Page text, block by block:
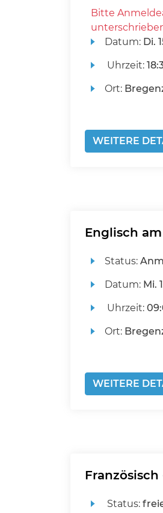
Bitte
Datum: Di.
Uhrzeit:
Ort:
WEITERE
Englisch
Status:
Datum: Mi.
Uhrzeit:
Ort:
WEITERE
Französisch
Status: